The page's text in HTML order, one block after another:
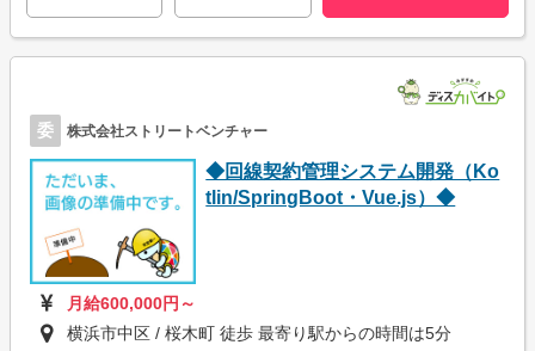
委 株式会社ストリートベンチャー
◆回線契約管理システム開発（Ko
tlin/SpringBoot・Vue.js）◆
月給600,000円～
横浜市中区 / 桜木町 徒歩 最寄り駅からの時間は5分